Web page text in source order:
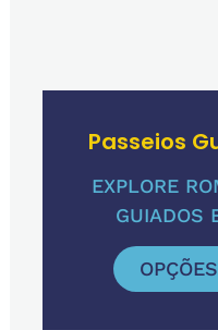
Passeios
EXPLORE
GUIADOS